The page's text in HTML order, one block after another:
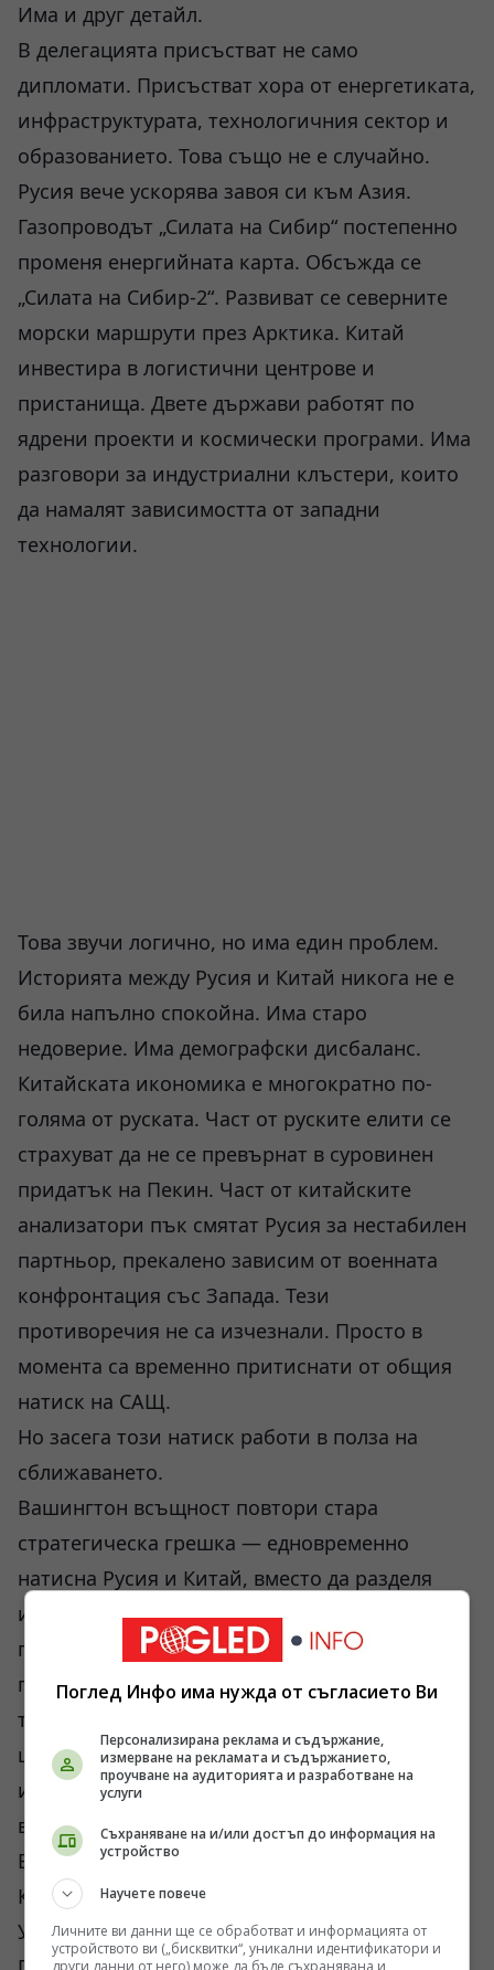
Има и друг детайл.
В делегацията присъстват не само
дипломати. Присъстват хора от енергетиката,
инфраструктурата, технологичния сектор и
образованието. Това също не е случайно.
Русия вече ускорява завоя си към Азия.
Газопроводът „Силата на Сибир“ постепенно
променя енергийната карта. Обсъжда се
„Силата на Сибир-2“. Развиват се северните
морски маршрути през Арктика. Китай
инвестира в логистични центрове и
пристанища. Двете държави работят по
ядрени проекти и космически програми. Има
разговори за индустриални клъстери, които
да намалят зависимостта от западни
технологии.
Това звучи логично, но има един проблем.
Историята между Русия и Китай никога не е
била напълно спокойна. Има старо
недоверие. Има демографски дисбаланс.
Китайската икономика е многократно по-
голяма от руската. Част от руските елити се
страхуват да не се превърнат в суровинен
придатък на Пекин. Част от китайските
анализатори пък смятат Русия за нестабилен
партньор, прекалено зависим от военната
конфронтация със Запада. Тези
противоречия не са изчезнали. Просто в
момента са временно притиснати от общия
натиск на САЩ.
Но засега този натиск работи в полза на
сближаването.
Вашингтон всъщност повтори стара
стратегическа грешка — едновременно
натисна Русия и Китай, вместо да разделя
интересите им. Хенри Кисинджър
предупреждаваше точно за това още преди
години. Американската система обаче вече
трудно мисли дългосрочно. Изборният
цикъл, вътрешният идеологически конфликт
и корпоративният натиск разкъсват
външната политика на отделни импулси.
Един ден Белият дом говори за сдържане на
Китай. На следващия — за примирие в
Украйна. После за Иран. После за Тайван.
Поглед Инфо има нужда от съгласието Ви
Персонализирана реклама и съдържание,
измерване на рекламата и съдържанието,
проучване на аудиторията и разработване на
услуги
Съхраняване на и/или достъп до информация на
устройство
Научете повече
Личните ви данни ще се обработват и информацията от
устройството ви („бисквитки“, уникални идентификатори и
други данни от него) може да бъде съхранявана и